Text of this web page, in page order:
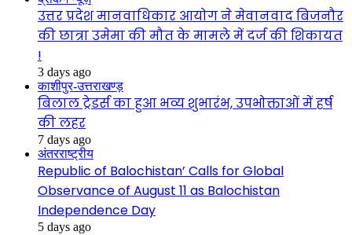
उत्तर प्रदेश मानवाधिकार आयोग ने मेवानवाद बिजनौर
की छात्रा उमेमा की मौत के मामले में दर्ज की शिकायत
!
3 days ago
काशीपुर-उत्तराखण्ड़
बिलाल ट्रेडर्स का हुआ भव्य शुभारंभ, उपभोक्ताओं में हर्ष
की लहर
7 days ago
अंतरराष्ट्रीय
Republic of Balochistan’ Calls for Global
Observance of August 11 as Balochistan
Independence Day
5 days ago